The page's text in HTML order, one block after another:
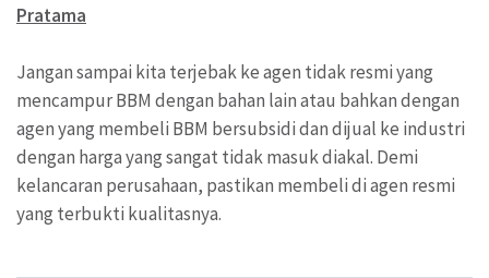
Pratama
Jangan sampai kita terjebak ke agen tidak resmi yang
mencampur BBM dengan bahan lain atau bahkan dengan
agen yang membeli BBM bersubsidi dan dijual ke industri
dengan harga yang sangat tidak masuk diakal. Demi
kelancaran perusahaan, pastikan membeli di agen resmi
yang terbukti kualitasnya.